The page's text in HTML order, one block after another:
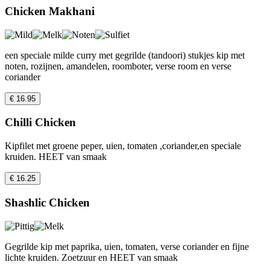
Chicken Makhani
een speciale milde curry met gegrilde (tandoori) stukjes kip met
noten, rozijnen, amandelen, roomboter, verse room en verse
coriander
€ 16.95
Chilli Chicken
Kipfilet met groene peper, uien, tomaten ,coriander,en speciale
kruiden. HEET van smaak
€ 16.25
Shashlic Chicken
Gegrilde kip met paprika, uien, tomaten, verse coriander en fijne
lichte kruiden. Zoetzuur en HEET van smaak